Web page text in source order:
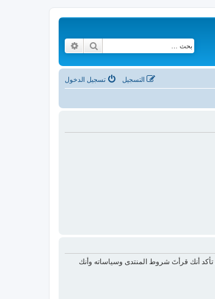
بحث
تسجيل الدخول التسجيل
أنك قرأتَ شروط المنتدى وسياساته وأنك